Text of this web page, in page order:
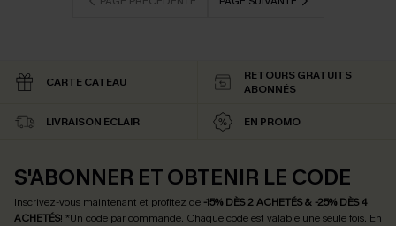
CARTE CATEAU
RETOURS GRATUITS
ABONNÉS
LIVRAISON ÉCLAIR EN PROMO
S'ABONNER ET OBTENIR LE CODE
Inscrivez-vous maintenant et profitez de -15% DÈS 2 ACHETÉS & -25% DÈS 4
ACHETÉS! *Un code par commande. Chaque code est valable une seule fois. En